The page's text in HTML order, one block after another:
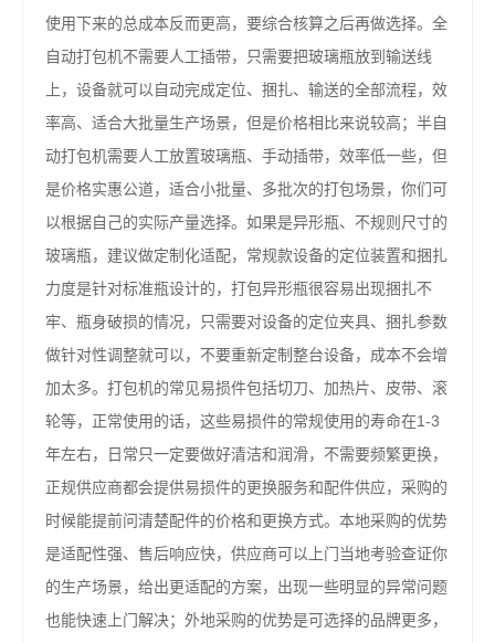
使用下来的总成本反而更高，要综合核算之后再做选择。全
自动打包机不需要人工插带，只需要把玻璃瓶放到输送线
上，设备就可以自动完成定位、捆扎、输送的全部流程，效
率高、适合大批量生产场景，但是价格相比来说较高；半自
动打包机需要人工放置玻璃瓶、手动插带，效率低一些，但
是价格实惠公道，适合小批量、多批次的打包场景，你们可
以根据自己的实际产量选择。如果是异形瓶、不规则尺寸的
玻璃瓶，建议做定制化适配，常规款设备的定位装置和捆扎
力度是针对标准瓶设计的，打包异形瓶很容易出现捆扎不
牢、瓶身破损的情况，只需要对设备的定位夹具、捆扎参数
做针对性调整就可以，不要重新定制整台设备，成本不会增
加太多。打包机的常见易损件包括切刀、加热片、皮带、滚
轮等，正常使用的话，这些易损件的常规使用的寿命在1-3
年左右，日常只一定要做好清洁和润滑，不需要频繁更换，
正规供应商都会提供易损件的更换服务和配件供应，采购的
时候能提前问清楚配件的价格和更换方式。本地采购的优势
是适配性强、售后响应快，供应商可以上门当地考验查证你
的生产场景，给出更适配的方案，出现一些明显的异常问题
也能快速上门解决；外地采购的优势是可选择的品牌更多，